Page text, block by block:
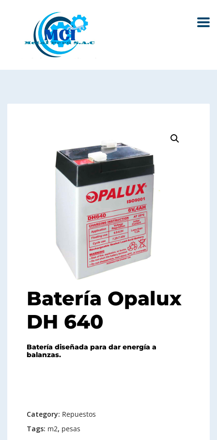
Batería Opalux
DH 640
Batería diseñada para dar energía a
balanzas.
Category: Repuestos
Tags: m2, pesas